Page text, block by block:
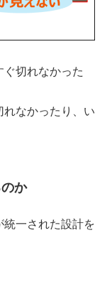
切れなかった
なかったり、い
か
一された設計を